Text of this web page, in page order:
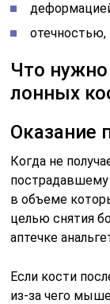
Что
лонных
Оказание
Когда не
в объеме
целью снятия
аптечке
Если кости
из-за чего